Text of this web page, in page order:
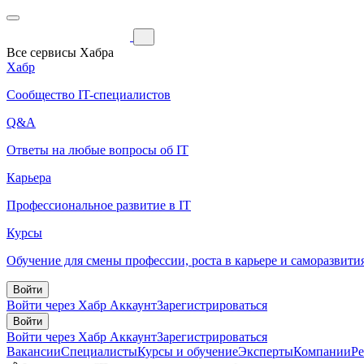
Все сервисы Хабра
Хабр
Сообщество IT-специалистов
Q&A
Ответы на любые вопросы об IT
Карьера
Профессиональное развитие в IT
Курсы
Обучение для смены профессии, роста в карьере и
Войти
Войти через Хабр АккаунтЗарегистрироваться
Войти
Войти через Хабр АккаунтЗарегистрироваться
ВакансииСпециалистыКурсы и обучениеЭкспертыКомпании